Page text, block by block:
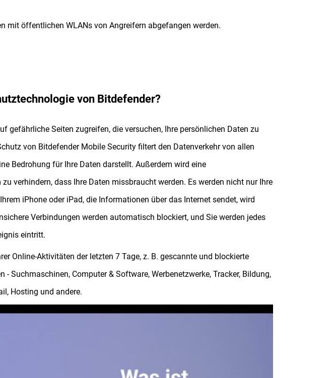
mit öffentlichen WLANs von Angreifern abgefangen werden.
von Bitdefender?
gefährliche Seiten zugreifen, die versuchen, Ihre persönlichen Daten zu
von Bitdefender Mobile Security filtert den Datenverkehr von allen
Bedrohung für Ihre Daten darstellt. Außerdem wird eine
verhindern, dass Ihre Daten missbraucht werden. Es werden nicht nur Ihre
iPhone oder iPad, die Informationen über das Internet sendet, wird
Verbindungen werden automatisch blockiert, und Sie werden jedes
eintritt.
Online-Aktivitäten der letzten 7 Tage, z. B. gescannte und blockierte
- Suchmaschinen, Computer & Software, Werbenetzwerke, Tracker, Bildung,
Hosting und andere.